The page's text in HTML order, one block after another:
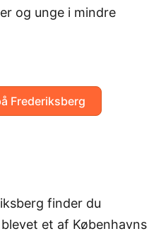
og unge i mindre
Frederiksberg
finder du
et af Københavns